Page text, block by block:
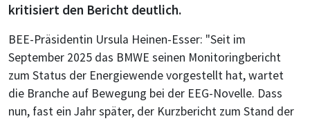
kritisiert den Bericht deutlich.
BEE-Präsidentin Ursula Heinen-Esser: "Seit im
September 2025 das BMWE seinen Monitoringbericht
zum Status der Energiewende vorgestellt hat, wartet
die Branche auf Bewegung bei der EEG-Novelle. Dass
nun, fast ein Jahr später, der Kurzbericht zum Stand der